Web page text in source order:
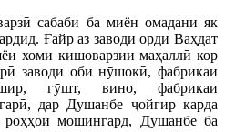
сабаби ба миён омадани як
Ғайр аз заводи орди Ваҳдат
хоми кишоварзии маҳаллӣ кор
заводи оби нӯшокӣ, фабрикаи
шир, гӯшт, вино, фабрикаи
дар Душанбе ҷойгир карда
роҳҳои мошингард, Душанбе ба